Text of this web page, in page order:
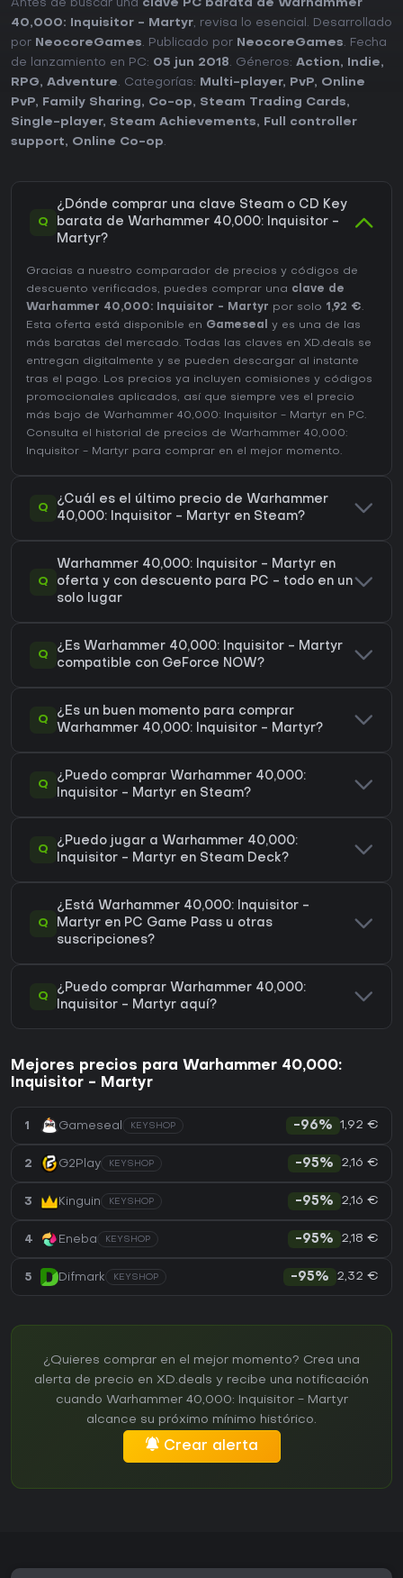
Antes de buscar una clave PC barata de Warhammer
40,000: Inquisitor - Martyr, revisa lo esencial. Desarrollado
por NeocoreGames. Publicado por NeocoreGames. Fecha
de lanzamiento en PC: 05 jun 2018. Géneros: Action, Indie,
RPG, Adventure. Categorías: Multi-player, PvP, Online
PvP, Family Sharing, Co-op, Steam Trading Cards,
Single-player, Steam Achievements,
Full controller
support, Online Co-op.
Q
¿Dónde comprar una clave Steam o CD Key
barata de Warhammer 40,000: Inquisitor -
Martyr?
Gracias a nuestro comparador de precios y códigos de
descuento verificados, puedes comprar una clave de
Warhammer 40,000: Inquisitor - Martyr por solo 1,92 €.
Esta oferta está disponible en Gameseal
y es una de las
más baratas del mercado. Todas las claves en XD.deals se
entregan digitalmente y se pueden descargar al instante
tras el pago. Los precios ya incluyen comisiones y códigos
promocionales aplicados, así que siempre ves el precio
más bajo de Warhammer 40,000: Inquisitor - Martyr en PC.
Consulta el
historial de precios de Warhammer 40,000:
Inquisitor - Martyr para comprar en el mejor momento.
Q
¿Cuál es el último precio de Warhammer
40,000: Inquisitor - Martyr en Steam?
Q
Warhammer 40,000: Inquisitor - Martyr en
oferta y con descuento para PC - todo en un
solo lugar
Q
¿Es Warhammer 40,000: Inquisitor - Martyr
compatible con GeForce NOW?
Q
¿Es un buen momento para comprar
Warhammer 40,000: Inquisitor - Martyr?
Q
¿Puedo comprar Warhammer 40,000:
Inquisitor - Martyr en Steam?
Q
¿Puedo jugar a Warhammer 40,000:
Inquisitor - Martyr en Steam Deck?
Q
¿Está Warhammer 40,000: Inquisitor -
Martyr en PC Game Pass u otras
suscripciones?
Q
¿Puedo comprar Warhammer 40,000:
Inquisitor - Martyr aquí?
Mejores precios para Warhammer 40,000:
Inquisitor - Martyr
1 Gameseal KEYSHOP -96% 1,92 €
2 G2Play KEYSHOP -95% 2,16 €
3 Kinguin KEYSHOP -95% 2,16 €
4 Eneba KEYSHOP -95% 2,18 €
5 Difmark KEYSHOP -95% 2,32 €
¿Quieres comprar en el mejor momento? Crea una
alerta de precio en XD.deals y recibe una notificación
cuando Warhammer 40,000: Inquisitor - Martyr
alcance su próximo mínimo histórico.
Crear alerta